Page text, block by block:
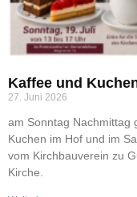
Kaffee und
27. Juni 2026
am Sonntag Nachmittag
Kuchen im Hof und im
vom Kirchbauverein zu
Kirche.